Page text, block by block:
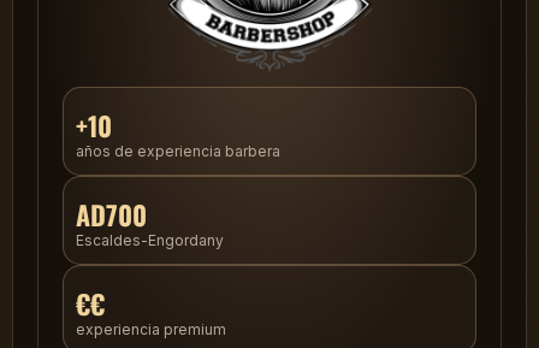
+10
años de experiencia barbera
AD700
Escaldes-Engordany
€€
experiencia premium